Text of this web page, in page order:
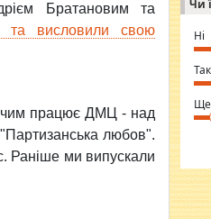
Братановим та
та висловили свою
чим працює ДМЦ - над
любов".
Раніше ми випускали
⇒
Чи
Ні
Так
Ще